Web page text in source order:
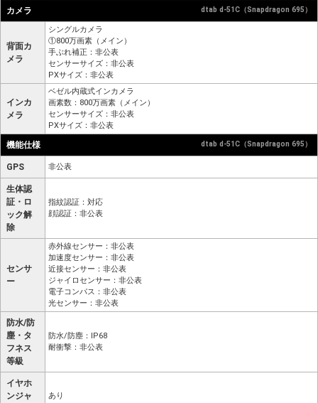
カメラ dtab d-51C（Snapdragon 695）
背面カ
メラ
シングルカメラ
①800万画素（メイン）
手ぶれ補正：非公表
センサーサイズ：非公表
PXサイズ：非公表
インカ
メラ
ベゼル内蔵式インカメラ
画素数：800万画素（メイン）
センサーサイズ：非公表
PXサイズ：非公表
機能仕様 dtab d-51C（Snapdragon 695）
GPS 非公表
生体認
証・ロ
ック解
除
指紋認証：対応
顔認証：非公表
センサ
ー
赤外線センサー：非公表
加速度センサー：非公表
近接センサー：非公表
ジャイロセンサー：非公表
電子コンパス：非公表
光センサー：非公表
防水/防
塵・タ
フネス
等級
防水/防塵：IP68
耐衝撃：非公表
イヤホ
ンジャ
あり